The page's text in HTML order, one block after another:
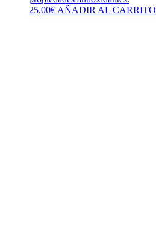
25,00€AÑADIR AL CARRITO